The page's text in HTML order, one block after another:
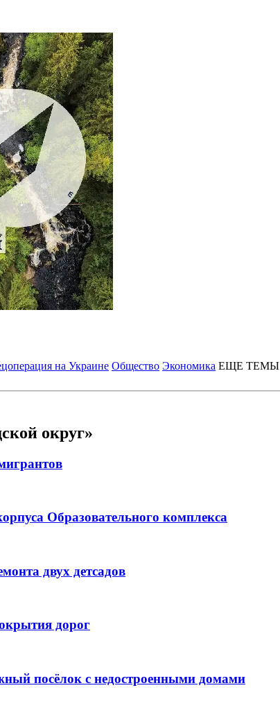
на Украине Общество Экономика ЕЩЕ ТЕМЫ
округ»
Образовательного комплекса
двух детсадов
дорог
посёлок с недостроенными домами